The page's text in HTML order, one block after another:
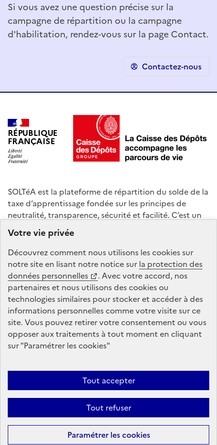
Votre vie privée
Découvrez comment nous utilisons lescookiessur
notre site en lisant notre notice sur la protection des
données personnelles
. Avec votre accord, nos
partenaires et nous utilisons descookiesou
technologies similaires pour stocker et accéder à des
informations personnelles comme votre visite sur ce
site. Vous pouvez retirer votre consentement ou vous
opposer aux traitements à tout moment en cliquant
sur "Paramétrer lescookies"
Tout accepter
Tout refuser
Paramétrer lescookies
Si vous avez une question précise sur la
campagne de répartition ou la campagne
d'habilitation, rendez-vous sur la page Contact.
Contactez-nous
RÉPUBLIQUE
FRANÇAISE
SOLTéA est la plateforme de répartition du solde de la
taxe d’apprentissage fondée sur les principes de
neutralité, transparence, sécurité et facilité. C’est un
service mandaté par les ministères chargés de
l’éducation et de l’enseignement supérieur. La Caisse
des Dépôts gère la plateforme de répartition du solde
de la taxe d’apprentissage : conception, animation,
maintenance, traitements informatiques et assistance
technique.
legifrance.gouv.fr
gouvernement.fr
service-public.fr
data.gouv.fr
Conditions Générales d’Utilisation
Données personnelles et cookies
Accessibilité : non conforme
Sauf mention contraire, tous les contenus de ce site sont sous